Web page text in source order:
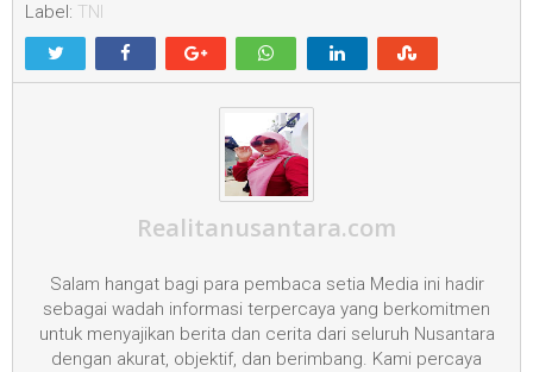
Label: TNI
Realitanusantara.com
Salam hangat bagi para pembaca setia Media ini hadir
sebagai wadah informasi terpercaya yang berkomitmen
untuk menyajikan berita dan cerita dari seluruh Nusantara
dengan akurat, objektif, dan berimbang. Kami percaya